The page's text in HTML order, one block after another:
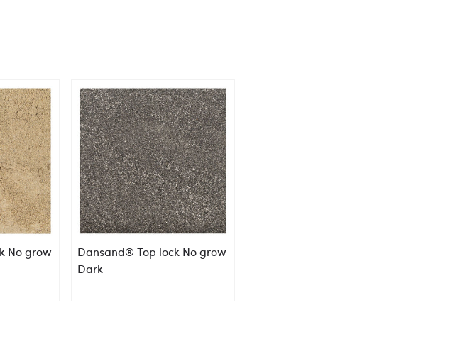
No grow
Dansand® Top lock No grow
Dark